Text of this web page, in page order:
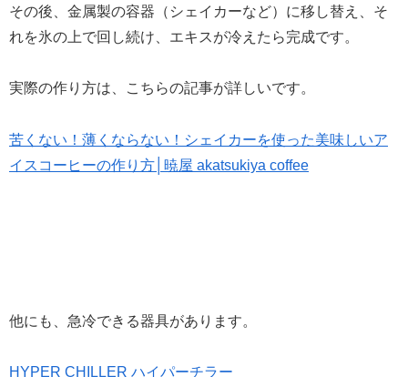
その後、金属製の容器（シェイカーなど）に移し替え、そ
れを氷の上で回し続け、エキスが冷えたら完成です。
実際の作り方は、こちらの記事が詳しいです。
苦くない！薄くならない！シェイカーを使った美味しいア
イスコーヒーの作り方│暁屋 akatsukiya coffee
他にも、急冷できる器具があります。
HYPER CHILLER ハイパーチラー